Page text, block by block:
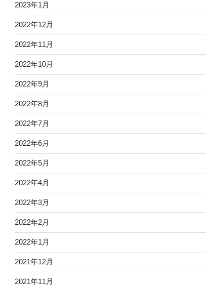
2023年1月
2022年12月
2022年11月
2022年10月
2022年9月
2022年8月
2022年7月
2022年6月
2022年5月
2022年4月
2022年3月
2022年2月
2022年1月
2021年12月
2021年11月